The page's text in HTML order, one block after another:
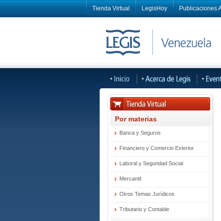
Tienda Virtual LegisHoy Publicaciones
Por materias
Banca y Seguros
Financiero y Comercio Exterior
Laboral y Seguridad Social
Mercantil
Otros Temas Jurídicos
Tributario y Contable